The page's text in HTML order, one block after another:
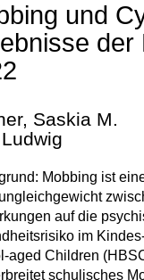
und
der
Saskia M.
Mobbing ist
auf die
im
aged Children
schulisches